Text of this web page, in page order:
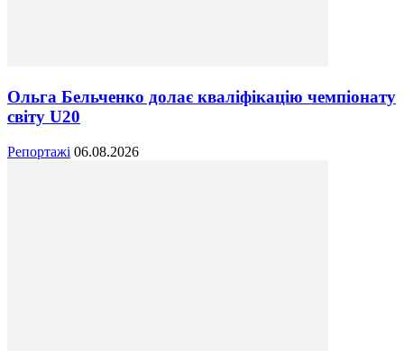
Ольга Бельченко долає кваліфікацію чемпіонату
світу U20
Репортажі 06.08.2026